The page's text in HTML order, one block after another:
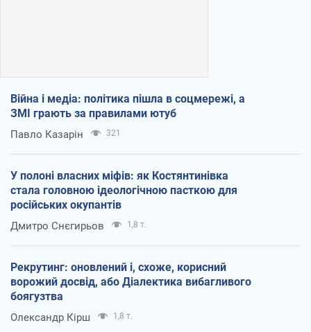
Війна і медіа: політика пішла в соцмережі, а
ЗМІ грають за правилами ютуб
Павло Казарін 321
У полоні власних міфів: як Костянтинівка
стала головною ідеологічною пасткою для
російських окупантів
Дмитро Снєгирьов 1,8 т.
Рекрутинг: оновлений і, схоже, корисний
ворожий досвід, або Діалектика вибагливого
боягузтва
Олександр Кірш 1,8 т.